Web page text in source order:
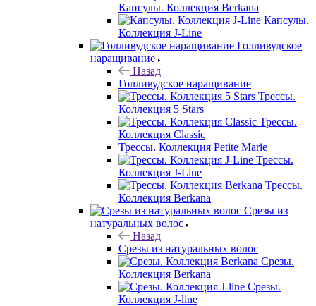
Капсулы. Коллекция Berkana
Капсулы.
Коллекция J-Line
Голливудское
наращивание
Назад
Голливудское наращивание
Трессы.
Коллекция 5 Stars
Трессы.
Коллекция Classic
Трессы. Коллекция Petite Marie
Трессы.
Коллекция J-Line
Трессы.
Коллекция Berkana
Срезы из
натуральных волос
Назад
Срезы из натуральных волос
Срезы.
Коллекция Berkana
Срезы.
Коллекция J-line